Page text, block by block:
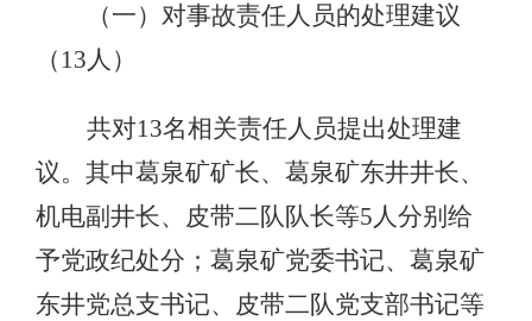
（一）对事故责任人员的处理建议
（13人）
共对13名相关责任人员提出处理建
议。其中葛泉矿矿长、葛泉矿东井井长、
机电副井长、皮带二队队长等5人分别给
予党政纪处分；葛泉矿党委书记、葛泉矿
东井党总支书记、皮带二队党支部书记等